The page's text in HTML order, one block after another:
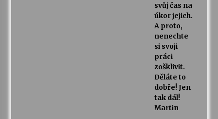
svůj čas na
úkor jejich.
A proto,
nenechte
si svoji
práci
zošklivit.
Děláte to
dobře! Jen
tak dál!
Martin